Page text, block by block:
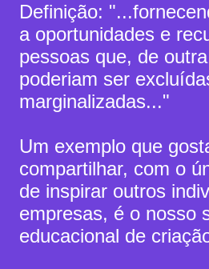
Definição:
a oportunidades e
pessoas que, de
poderiam ser
marginalizadas..."
Um exemplo que
compartilhar, com o
de inspirar outros
empresas, é o nosso
educacional de